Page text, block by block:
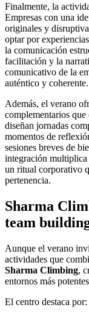
Finalmente, la
Empresas con una
originales y
optar por
la comunicación
facilitación y la
comunicativo de la
auténtico y coherente.
Además, el verano
complementarios
diseñan jornadas
momentos de
sesiones breves de
integración
un ritual corporativo
pertenencia.
Sharma
team
Aunque el verano
actividades que
Sharma Climbing,
entornos más
El centro destaca por: